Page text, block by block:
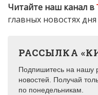
Читайте наш канал в
главных новостях
РАССЫЛКА
Подпишитесь на нашу
новостей. Получай
по понедельникам.